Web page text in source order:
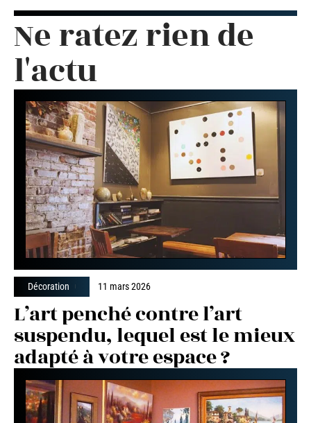
Ne ratez rien de
l'actu
Décoration 11 mars 2026
L’art penché contre l’art
suspendu, lequel est le mieux
adapté à votre espace ?